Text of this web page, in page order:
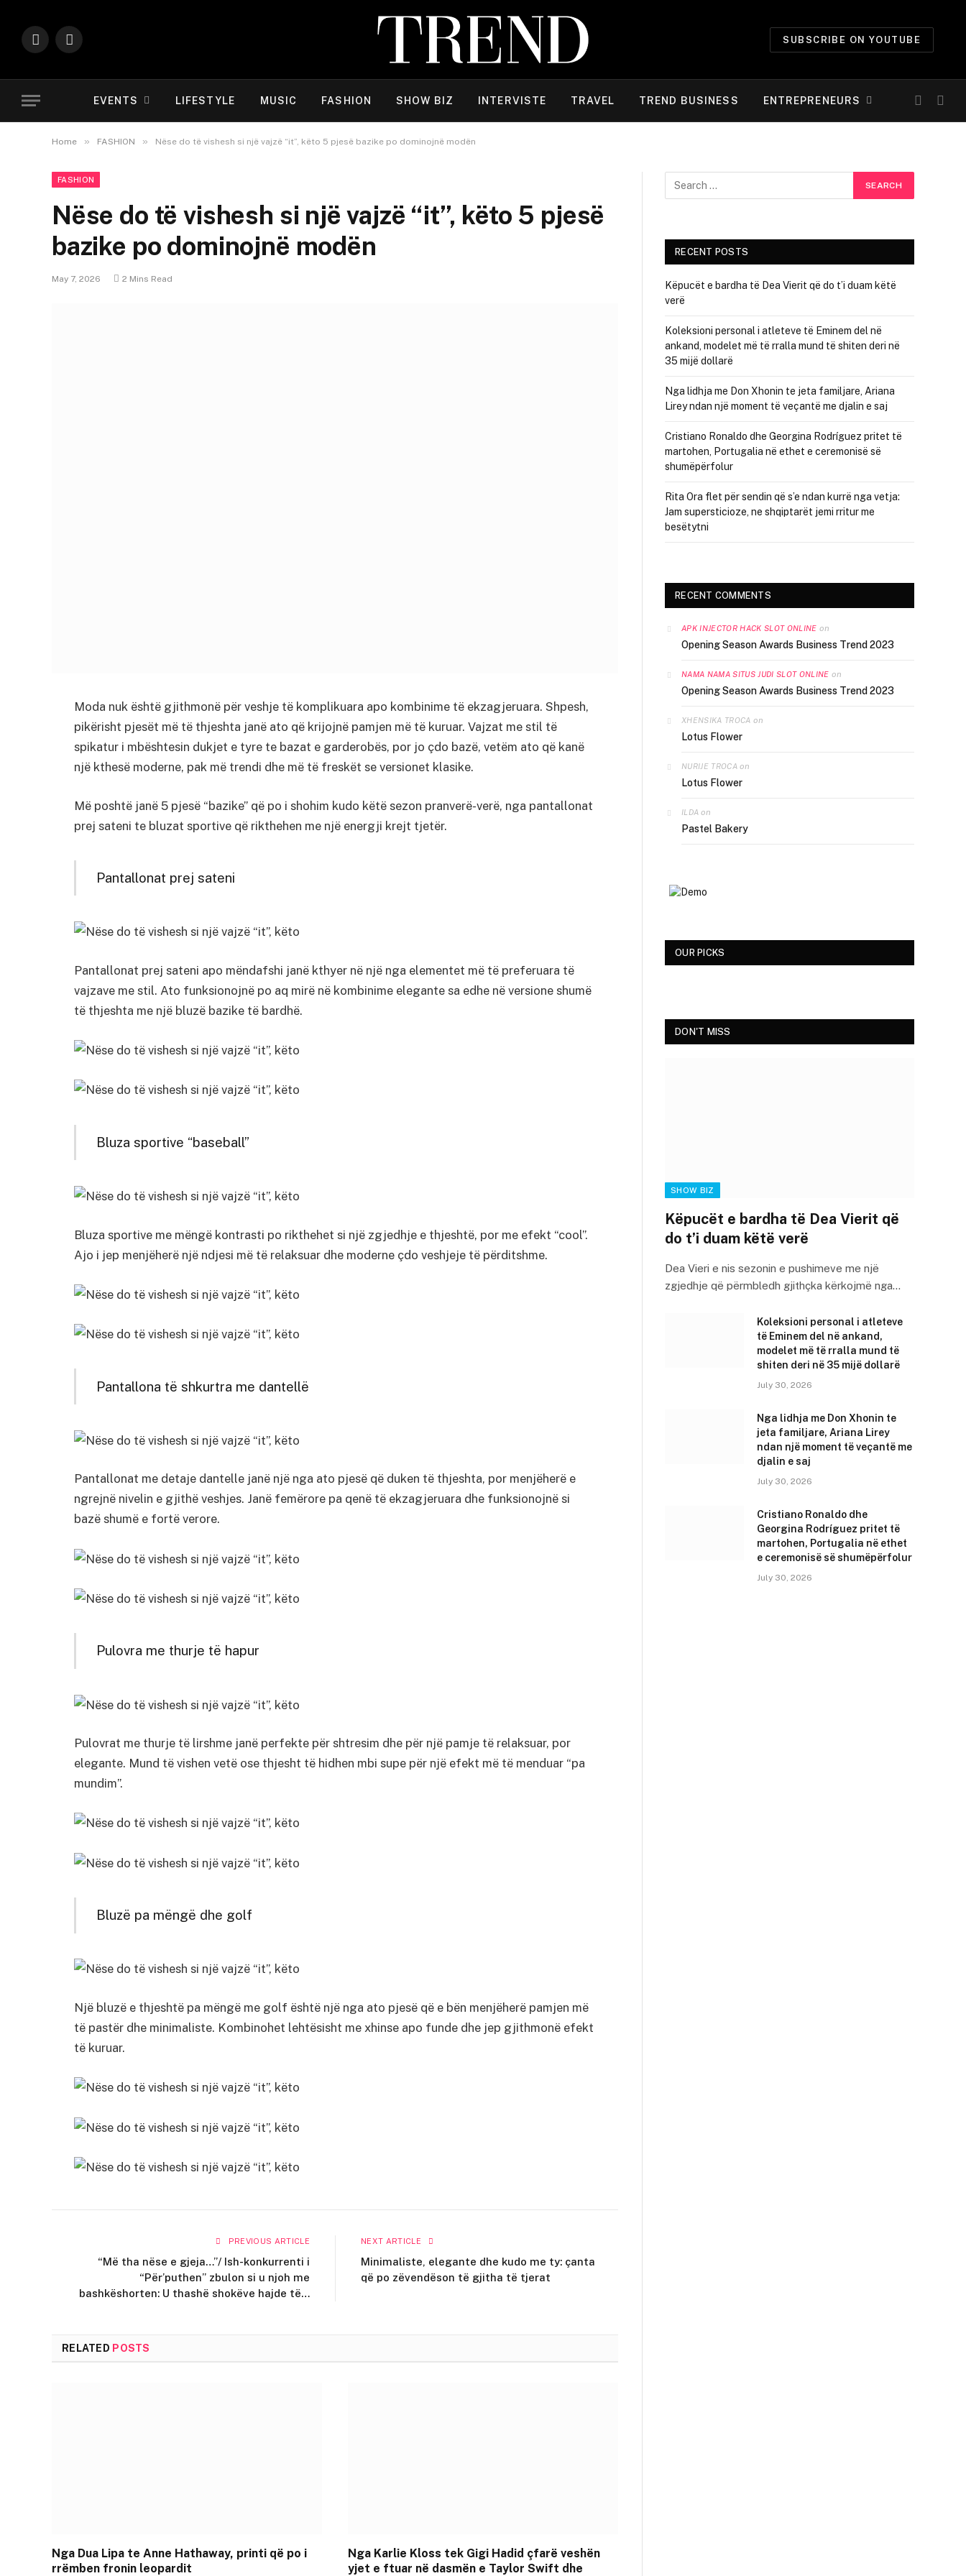
InstagramYouTube
SUBSCRIBE ON YOUTUBE
EVENTS LIFESTYLE MUSIC FASHION SHOW BIZ INTERVISTE TRAVEL TREND BUSINESS ENTREPRENEURS
Home » FASHION » Nëse do të vishesh si një vajzë “it”, këto 5 pjesë bazike po dominojnë modën
FASHION
Nëse do të vishesh si një vajzë “it”, këto 5 pjesë
bazike po dominojnë modën
May 7, 2026 2 Mins Read
Moda nuk është gjithmonë për veshje të komplikuara apo kombinime të ekzagjeruara. Shpesh,
pikërisht pjesët më të thjeshta janë ato që krijojnë pamjen më të kuruar. Vajzat me stil të
spikatur i mbështesin dukjet e tyre te bazat e garderobës, por jo çdo bazë, vetëm ato që kanë
një kthesë moderne, pak më trendi dhe më të freskët se versionet klasike.
Më poshtë janë 5 pjesë “bazike” që po i shohim kudo këtë sezon pranverë-verë, nga pantallonat
prej sateni te bluzat sportive që rikthehen me një energji krejt tjetër.
Pantallonat prej sateni
Pantallonat prej sateni apo mëndafshi janë kthyer në një nga elementet më të preferuara të
vajzave me stil. Ato funksionojnë po aq mirë në kombinime elegante sa edhe në versione shumë
të thjeshta me një bluzë bazike të bardhë.
Bluza sportive “baseball”
Bluza sportive me mëngë kontrasti po rikthehet si një zgjedhje e thjeshtë, por me efekt “cool”.
Ajo i jep menjëherë një ndjesi më të relaksuar dhe moderne çdo veshjeje të përditshme.
Pantallona të shkurtra me dantellë
Pantallonat me detaje dantelle janë një nga ato pjesë që duken të thjeshta, por menjëherë e
ngrejnë nivelin e gjithë veshjes. Janë femërore pa qenë të ekzagjeruara dhe funksionojnë si
bazë shumë e fortë verore.
Pulovra me thurje të hapur
Pulovrat me thurje të lirshme janë perfekte për shtresim dhe për një pamje të relaksuar, por
elegante. Mund të vishen vetë ose thjesht të hidhen mbi supe për një efekt më të menduar “pa
mundim”.
Bluzë pa mëngë dhe golf
Një bluzë e thjeshtë pa mëngë me golf është një nga ato pjesë që e bën menjëherë pamjen më
të pastër dhe minimaliste. Kombinohet lehtësisht me xhinse apo funde dhe jep gjithmonë efekt
të kuruar.
PREVIOUS ARTICLE
“Më tha nëse e gjeja…”/ Ish-konkurrenti i
“Për’puthen” zbulon si u njoh me
bashkëshorten: U thashë shokëve hajde të…
NEXT ARTICLE
Minimaliste, elegante dhe kudo me ty: çanta
që po zëvendëson të gjitha të tjerat
RELATED POSTS
Nga Dua Lipa te Anne Hathaway, printi që po i
rrëmben fronin leopardit
Nga Karlie Kloss tek Gigi Hadid çfarë veshën
yjet e ftuar në dasmën e Taylor Swift dhe
RECENT POSTS
Këpucët e bardha të Dea Vierit që do t’i duam këtë
verë
Koleksioni personal i atleteve të Eminem del në
ankand, modelet më të rralla mund të shiten deri në
35 mijë dollarë
Nga lidhja me Don Xhonin te jeta familjare, Ariana
Lirey ndan një moment të veçantë me djalin e saj
Cristiano Ronaldo dhe Georgina Rodríguez pritet të
martohen, Portugalia në ethet e ceremonisë së
shumëpërfolur
Rita Ora flet për sendin që s’e ndan kurrë nga vetja:
Jam supersticioze, ne shqiptarët jemi rritur me
besëtytni
RECENT COMMENTS
APK INJECTOR HACK SLOT ONLINE on
Opening Season Awards Business Trend 2023
NAMA NAMA SITUS JUDI SLOT ONLINE on
Opening Season Awards Business Trend 2023
XHENSIKA TROCA on
Lotus Flower
NURIJE TROCAon
Lotus Flower
ILDA on
Pastel Bakery
OUR PICKS
DON'T MISS
SHOW BIZ
Këpucët e bardha të Dea Vierit që
do t’i duam këtë verë
Dea Vieri e nis sezonin e pushimeve me një
zgjedhje që përmbledh gjithçka kërkojmë nga…
Koleksioni personal i atleteve
të Eminem del në ankand,
modelet më të rralla mund të
shiten deri në 35 mijë dollarë
July 30, 2026
Nga lidhja me Don Xhonin te
jeta familjare, Ariana Lirey
ndan një moment të veçantë me
djalin e saj
July 30, 2026
Cristiano Ronaldo dhe
Georgina Rodríguez pritet të
martohen, Portugalia në ethet
e ceremonisë së shumëpërfolur
July 30, 2026